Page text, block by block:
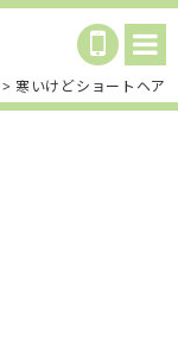
> 寒いけどショートヘア